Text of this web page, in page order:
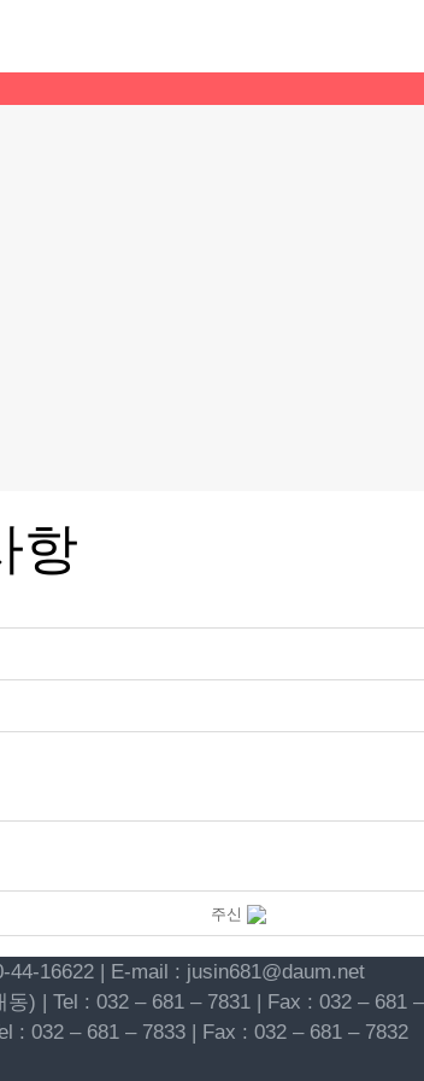
항
주신
16622 | E-mail : jusin681@daum.net
) | Tel : 032 – 681 – 7831 | Fax : 032 – 681
: 032 – 681 – 7833 | Fax : 032 – 681 – 7832